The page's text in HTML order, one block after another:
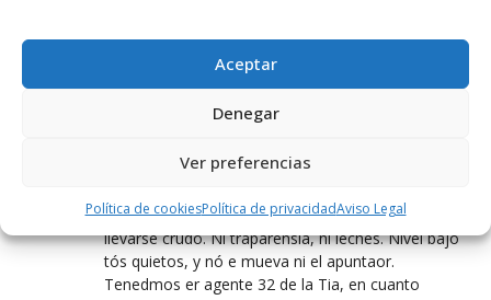
Aceptar
Denegar
Ver preferencias
Política de cookiesPolítica de privacidadAviso Legal
de baja?????
aguantá tres añós como zar. Hya dinerito que
llevarse crudo. Ni traparensia, ni leches. Nivel bajo
tós quietos, y nó e mueva ni el apuntaor.
Tenedmos er agente 32 de la Tia, en cuanto